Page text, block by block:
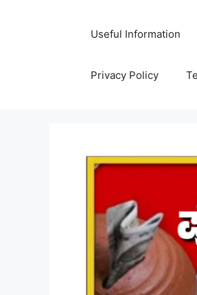
Useful Information
Privacy Policy